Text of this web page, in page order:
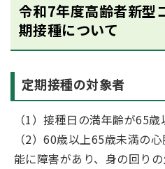
令和7年度高齢者新型
期接種について
定期接種の対象者
（1）接種日の満年齢が65
（2）60歳以上65歳未満の
能に障害があり、身の回り